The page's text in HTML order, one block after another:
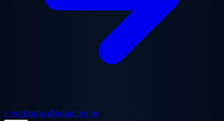
การสนับสนุนติดต่อฝ่ายขาย